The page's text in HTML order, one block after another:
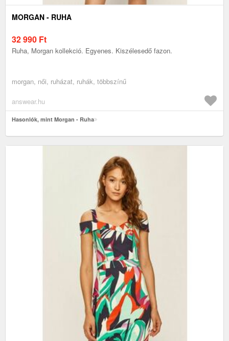
MORGAN - RUHA
32 990 Ft
Ruha, Morgan kollekció. Egyenes. Kiszélesedő fazon.
morgan, női, ruházat, ruhák, többszínű
answear.hu
Hasonlók, mint Morgan - Ruha